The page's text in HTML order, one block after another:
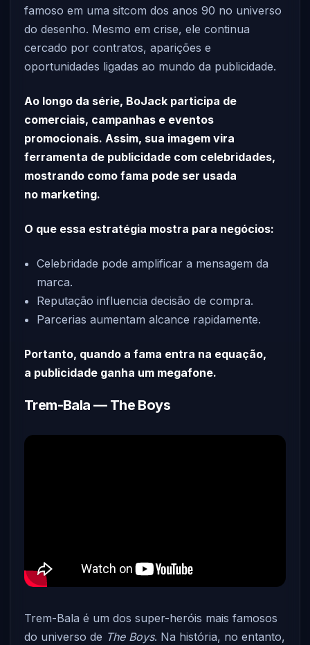
famoso em uma sitcom dos anos 90 no universo
do desenho. Mesmo em crise, ele continua
cercado por contratos, aparições e
oportunidades ligadas ao mundo da publicidade.
Ao longo da série, BoJack participa de
comerciais, campanhas e eventos
promocionais. Assim, sua imagem vira
ferramenta de publicidade com celebridades,
mostrando como fama pode ser usada
no marketing.
O que essa estratégia mostra para negócios:
Celebridade pode amplificar a mensagem da
marca.
Reputação influencia decisão de compra.
Parcerias aumentam alcance rapidamente.
Portanto, quando a fama entra na equação,
a publicidade ganha um megafone.
Trem-Bala — The Boys
Trem-Bala é um dos super-heróis mais famosos
do universo de The Boys. Na história, no entanto,